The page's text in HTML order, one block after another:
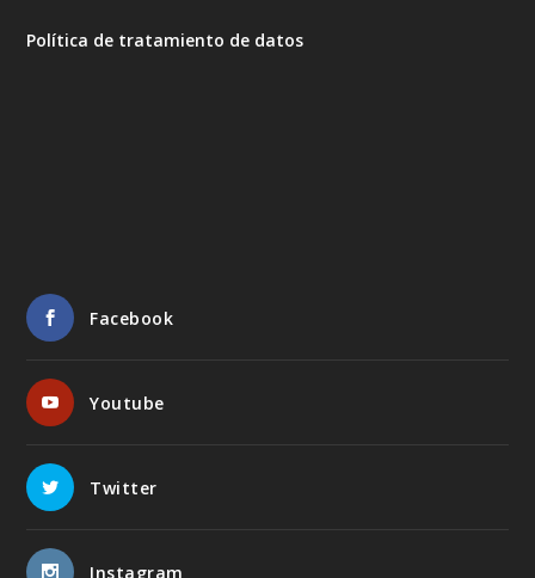
Política de tratamiento de datos
Facebook
Youtube
Twitter
Instagram